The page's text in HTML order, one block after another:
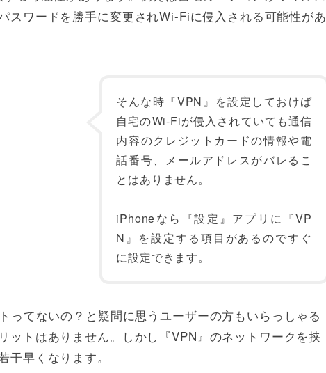
スワードを勝手に変更されWi-Fiに侵入される可能性があ
そんな時『VPN』を設定しておけば
自宅のWi-Fiが侵入されていても通信
内容のクレジットカードの情報や電
話番号、メールアドレスがバレるこ
とはありません。
iPhoneなら『設定』アプリに『VP
N』を設定する項目があるのですぐ
に設定できます。
ってないの？と疑問に思うユーザーの方もいらっしゃる
ットはありません。しかし『VPN』のネットワークを挟
干早くなります。